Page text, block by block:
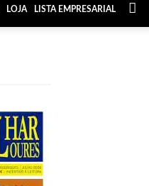
LOJA LISTA EMPRESARIAL